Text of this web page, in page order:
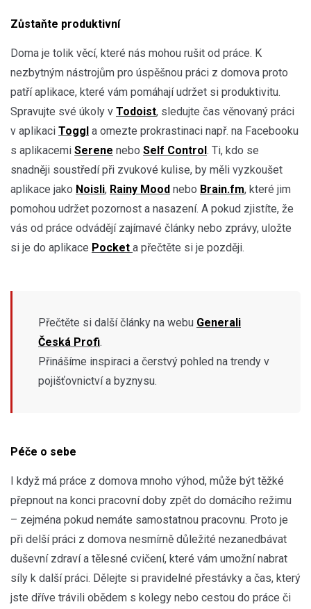
Zůstaňte produktivní
Doma je tolik věcí, které nás mohou rušit od práce. K
nezbytným nástrojům pro úspěšnou práci z domova proto
patří aplikace, které vám pomáhají udržet si produktivitu.
Spravujte své úkoly v Todoist, sledujte čas věnovaný práci
v aplikaci Toggl a omezte prokrastinaci např. na Facebooku
s aplikacemi Serene nebo Self Control. Ti, kdo se
snadněji soustředí při zvukové kulise, by měli vyzkoušet
aplikace jako Noisli, Rainy Mood nebo Brain.fm, které jim
pomohou udržet pozornost a nasazení. A pokud zjistíte, že
vás od práce odvádějí zajímavé články nebo zprávy, uložte
si je do aplikace Pocket a přečtěte si je později.
Přečtěte si další články na webu Generali
Česká Profi.
Přinášíme inspiraci a čerstvý pohled na trendy v
pojišťovnictví a byznysu.
Péče o sebe
I když má práce z domova mnoho výhod, může být těžké
přepnout na konci pracovní doby zpět do domácího režimu
– zejména pokud nemáte samostatnou pracovnu. Proto je
při delší práci z domova nesmírně důležité nezanedbávat
duševní zdraví a tělesné cvičení, které vám umožní nabrat
síly k další práci. Dělejte si pravidelné přestávky a čas, který
jste dříve trávili obědem s kolegy nebo cestou do práce či